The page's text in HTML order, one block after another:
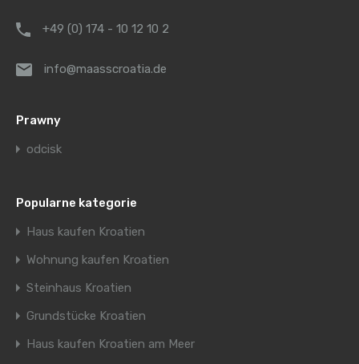
+49 (0) 174 - 10 12 10 2
info@maasscroatia.de
Prawny
odcisk
Popularne kategorie
Haus kaufen Kroatien
Wohnung kaufen Kroatien
Steinhaus Kroatien
Grundstücke Kroatien
Haus kaufen Kroatien am Meer